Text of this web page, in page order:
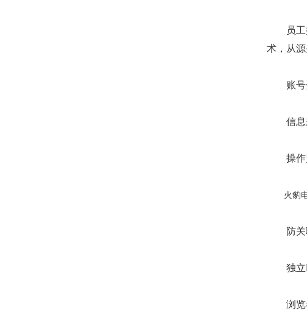
员工操
术，从源
账号分
信息差
操作监
火豹电
防关
独立IP
浏览器